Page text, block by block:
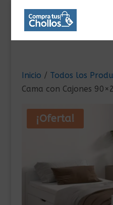
Inicio / Todos los
Cama con Cajones
¡Oferta!